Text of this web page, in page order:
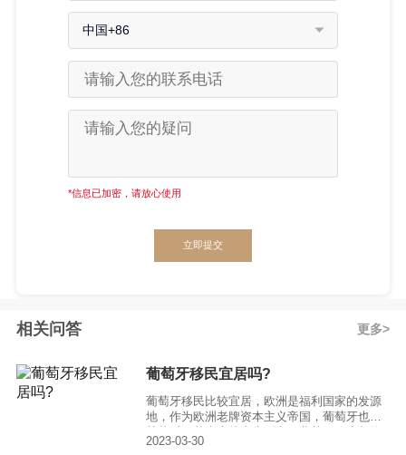
中国+86
*信息已加密，请放心使用
立即提交
相关问答 更多
葡萄牙移民宜居吗?
葡萄牙移民比较宜居，欧洲是福利国家的发源
地，作为欧洲老牌资本主义帝国，葡萄牙也不
你兜底了。MIPEX（移居融合政策指数）2021
2023-03-30